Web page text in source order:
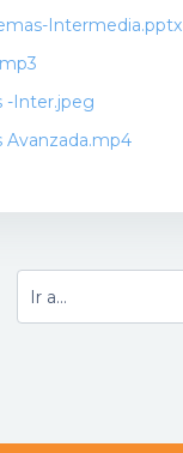
Intermedia.pptx
-Inter.jpeg
Avanzada.mp4
Ir a...